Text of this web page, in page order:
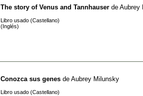
The story of Venus and Tannhauser de Aubrey
Libro usado (Castellano)
(Inglés)
Conozca sus genes de Aubrey Milunsky
Libro usado (Castellano)